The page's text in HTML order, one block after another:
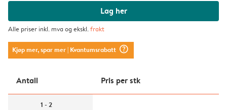
Lag her
Alle priser inkl. mva og ekskl.frakt
Kjøp mer, spar mer| Kvantumsrabatt question_mark_circle
Antall Pris per stk
1 - 2